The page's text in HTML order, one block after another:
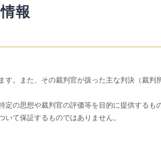
報
。また、その裁判官が扱った主な判決（裁判
の思想や裁判官の評価等を目的に提供するも
て保証するものではありません。